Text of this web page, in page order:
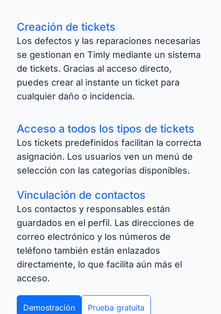
Creación de tickets
Los defectos y las reparaciones necesarias
se gestionan en Timly mediante un sistema
de tickets. Gracias al acceso directo,
puedes crear al instante un ticket para
cualquier daño o incidencia.
Acceso a todos los tipos de tickets
Los tickets predefinidos facilitan la correcta
asignación. Los usuarios ven un menú de
selección con las categorías disponibles.
Vinculación de contactos
Los contactos y responsables están
guardados en el perfil. Las direcciones de
correo electrónico y los números de
teléfono también están enlazados
directamente, lo que facilita aún más el
acceso.
Demostración Prueba gratuita